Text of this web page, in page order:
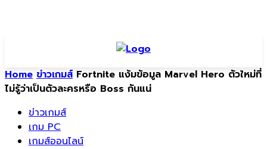
Home ข่าวเกมส์ Fortnite แง้มข้อมูล Marvel Hero ตัวใหม่ที่
ไม่รู้ว่าเป็นตัวละครหรือ Boss กันแน่
ข่าวเกมส์
เกม PC
เกมส์ออนไลน์